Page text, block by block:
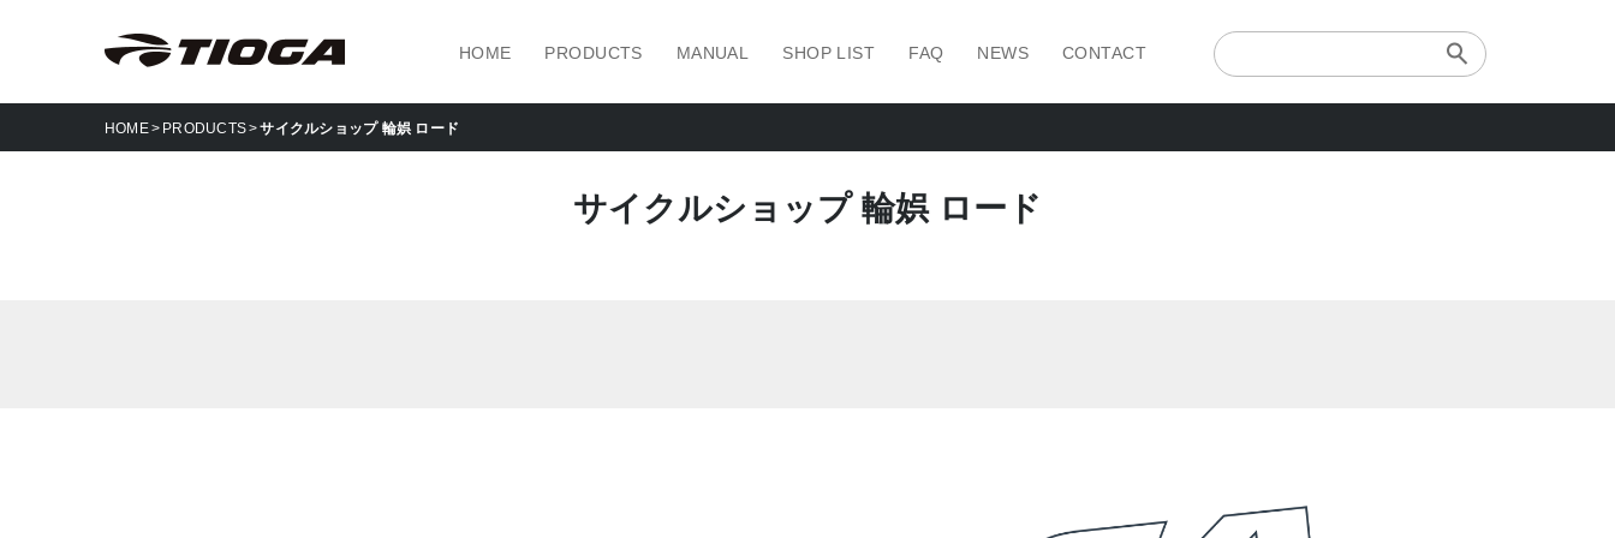
HOME PRODUCTS MANUAL SHOP LIST FAQ NEWS CONTACT
HOME PRODUCTS サイクルショップ 輪娯 ロード
サイクルショップ 輪娯 ロード